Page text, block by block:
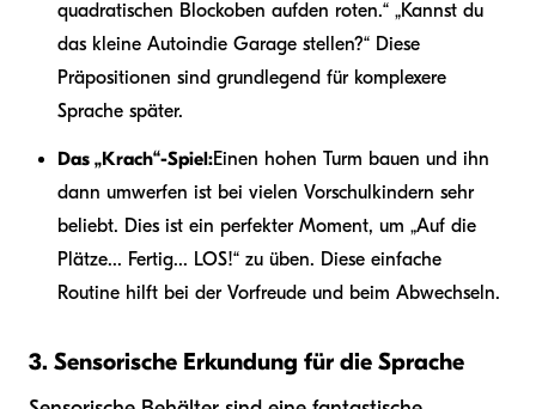
quadratischen Blockoben aufden roten.“ „Kannst du
das kleine Autoindie Garage stellen?“ Diese
Präpositionen sind grundlegend für komplexere
Sprache später.
Das „Krach“-Spiel:Einen hohen Turm bauen und ihn
dann umwerfen ist bei vielen Vorschulkindern sehr
beliebt. Dies ist ein perfekter Moment, um „Auf die
Plätze... Fertig... LOS!“ zu üben. Diese einfache
Routine hilft bei der Vorfreude und beim Abwechseln.
3. Sensorische Erkundung für die Sprache